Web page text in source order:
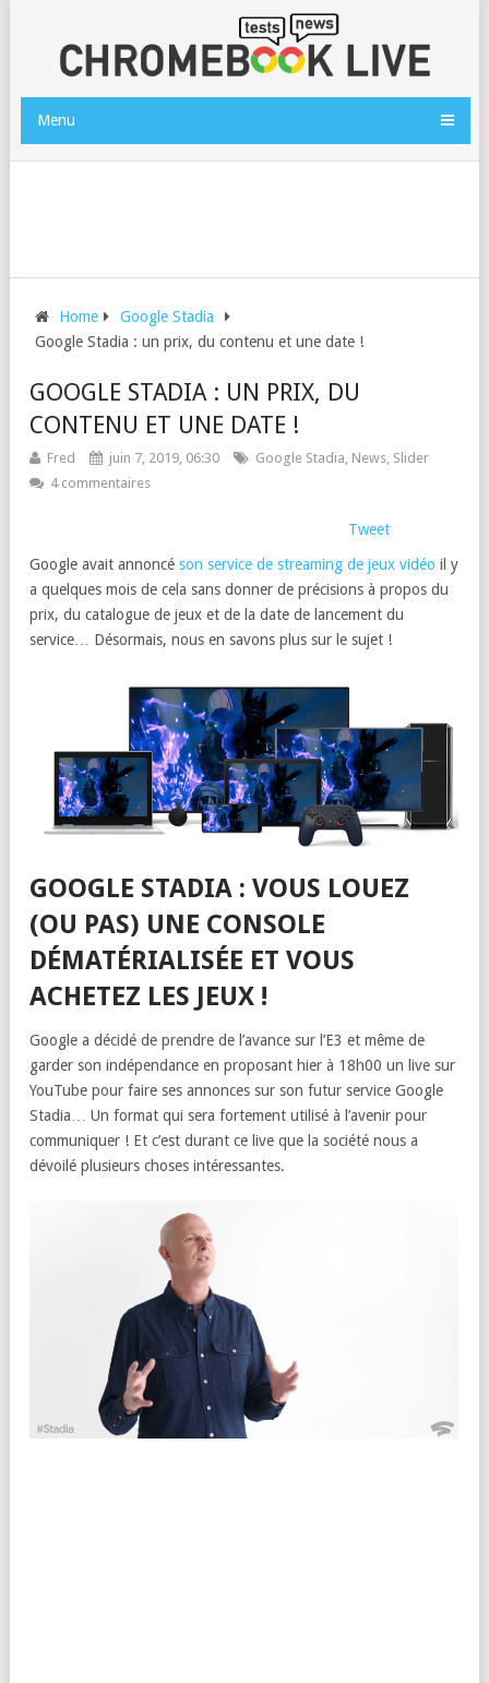
Menu
Home
Google Stadia
Google Stadia : un prix, du contenu et une date !
GOOGLE STADIA : UN PRIX, DU
CONTENU ET UNE DATE !
Fred juin 7, 2019, 06:30 Google Stadia, News, Slider
4 commentaires
Tweet
Google avait annoncé son service de streaming de jeux vidéo il y
a quelques mois de cela sans donner de précisions à propos du
prix, du catalogue de jeux et de la date de lancement du
service… Désormais, nous en savons plus sur le sujet !
GOOGLE STADIA : VOUS LOUEZ
(OU PAS) UNE CONSOLE
DÉMATÉRIALISÉE ET VOUS
ACHETEZ LES JEUX !
Google a décidé de prendre de l’avance sur l’E3 et même de
garder son indépendance en proposant hier à 18h00 un live sur
YouTube pour faire ses annonces sur son futur service Google
Stadia… Un format qui sera fortement utilisé à l’avenir pour
communiquer ! Et c’est durant ce live que la société nous a
dévoilé plusieurs choses intéressantes.